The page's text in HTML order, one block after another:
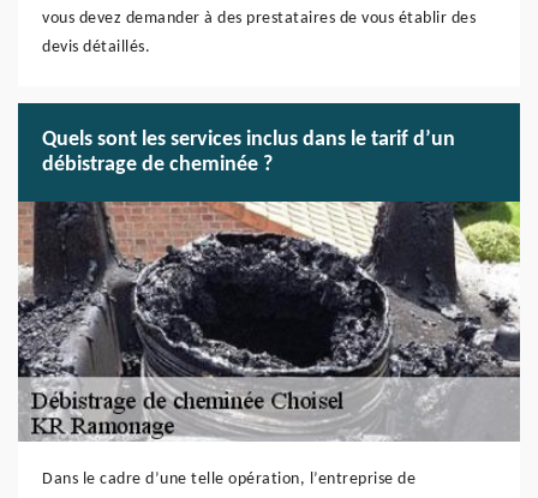
vous devez demander à des prestataires de vous établir des
devis détaillés.
Quels sont les services inclus dans le tarif d’un
débistrage de cheminée ?
Dans le cadre d’une telle opération, l’entreprise de